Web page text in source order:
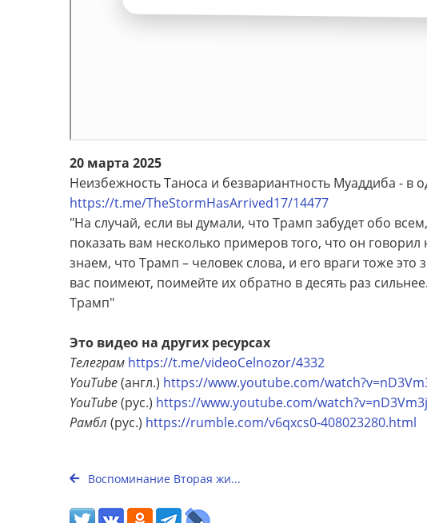
20 марта 2025
Неизбежность Таноса и безвариантность Муаддиба - в
https://t.me/TheStormHasArrived17/14477
"На случай, если вы думали, что Трамп забудет обо
показать вам несколько примеров того, что он
знаем, что Трамп – человек слова, и его враги тоже
вас поимеют, поимейте их обратно в десять раз
Трамп"
Это видео на других ресурсах
Телеграм https://t.me/videoCelnozor/4332
YouTube(англ.) https://www.youtube.com/
YouTube(рус.) https://www.youtube.com/
Рамбл (рус.) https://rumble.com/v6qxcs0-408023280.html
Воспоминание Вторая жи...